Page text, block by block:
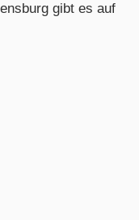
gibt es auf